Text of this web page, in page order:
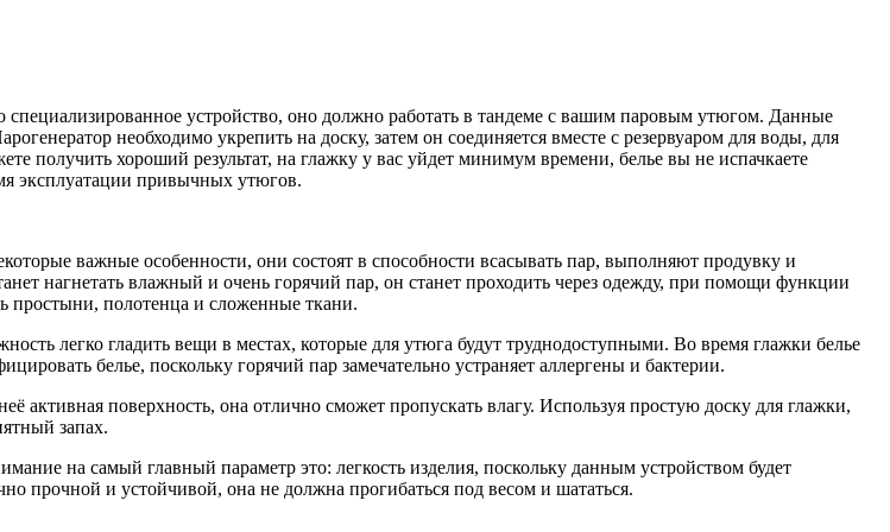
специализированное устройство, оно должно работать в тандеме с вашим паровым утюгом. Данные
необходимо укрепить на доску, затем он соединяется вместе с резервуаром для воды, для
получить хороший результат, на глажку у вас уйдет минимум времени, белье вы не испачкаете
эксплуатации привычных утюгов.
важные особенности, они состоят в способности всасывать пар, выполняют продувку и
нагнетать влажный и очень горячий пар, он станет проходить через одежду, при помощи функции
простыни, полотенца и сложенные ткани.
легко гладить вещи в местах, которые для утюга будут труднодоступными. Во время глажки белье
белье, поскольку горячий пар замечательно устраняет аллергены и бактерии.
активная поверхность, она отлично сможет пропускать влагу. Используя простую доску для глажки,
запах.
на самый главный параметр это: легкость изделия, поскольку данным устройством будет
прочной и устойчивой, она не должна прогибаться под весом и шататься.